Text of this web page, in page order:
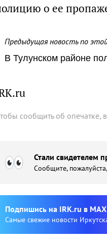
о ее
Предыдущая новость по
В Тулунском районе
сообщить об опечатке,
Стали свидетелем
Сообщите,
Подпишиcь на IRK.ru в MAX
Cамые свежие новости